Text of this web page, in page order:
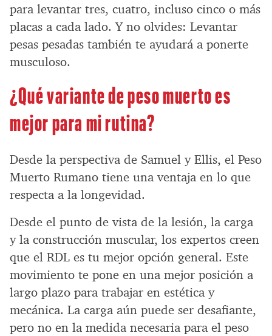
para levantar tres, cuatro, incluso cinco o más
placas a cada lado. Y no olvides: Levantar
pesas pesadas también te ayudará a ponerte
musculoso.
¿Qué variante de peso muerto es
mejor para mi rutina?
Desde la perspectiva de Samuel y Ellis, el Peso
Muerto Rumano tiene una ventaja en lo que
respecta a la longevidad.
Desde el punto de vista de la lesión, la carga
y la construcción muscular, los expertos creen
que el RDL es tu mejor opción general. Este
movimiento te pone en una mejor posición a
largo plazo para trabajar en estética y
mecánica. La carga aún puede ser desafiante,
pero no en la medida necesaria para el peso